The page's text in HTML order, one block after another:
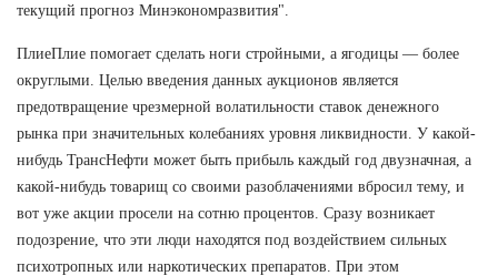
текущий прогноз Минэкономразвития".
ПлиеПлие помогает сделать ноги стройными, а ягодицы — более
округлыми. Целью введения данных аукционов является
предотвращение чрезмерной волатильности ставок денежного
рынка при значительных колебаниях уровня ликвидности. У какой-
нибудь ТрансНефти может быть прибыль каждый год двузначная, а
какой-нибудь товарищ со своими разоблачениями вбросил тему, и
вот уже акции просели на сотню процентов. Сразу возникает
подозрение, что эти люди находятся под воздействием сильных
психотропных или наркотических препаратов. При этом